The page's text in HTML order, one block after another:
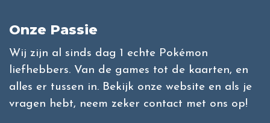
Onze Passie
Wij zijn al sinds dag 1 echte Pokémon
liefhebbers. Van de games tot de kaarten, en
alles er tussen in. Bekijk onze website en als je
vragen hebt, neem zeker contact met ons op!